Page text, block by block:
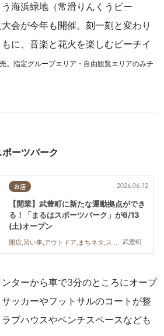
海浜緑地（常滑りんくうビー
会が今年も開催。刻一刻と変わり
に、音楽と花火を楽しむビーチイ
。指定グループエリア・自由観覧エリアのみチ
ーツパーク
お店
武豊町
2026.06.12
【開業】武豊町に新たな運動拠点ができ
る！「まるはスポーツパーク」が6/13
(土)オープン
開店,習い事,アウトドア,まちネタ,スポーツ
ターから車で3分のところにオープ
ッカーやフットサルのコートが整
ブハウスやベンチスペースなども